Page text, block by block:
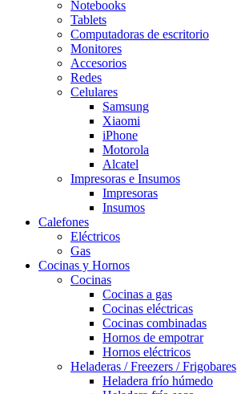
Notebooks
Tablets
Computadoras de escritorio
Monitores
Accesorios
Redes
Celulares
Samsung
Xiaomi
iPhone
Motorola
Alcatel
Impresoras e Insumos
Impresoras
Insumos
Calefones
Eléctricos
Gas
Cocinas y Hornos
Cocinas
Cocinas a gas
Cocinas eléctricas
Cocinas combinadas
Hornos de empotrar
Hornos eléctricos
Heladeras / Freezers / Frigobares
Heladera frío húmedo